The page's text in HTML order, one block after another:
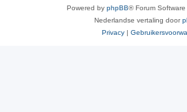
Powered by phpBB® Forum
Nederlandse vertaling door
Privacy |